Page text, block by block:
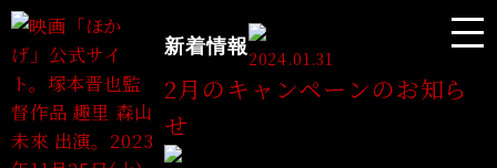
新着情報
2024.01.31
2月のキャンペーンのお知ら
せ